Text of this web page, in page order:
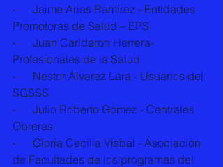
-      Jaime Arias Ramírez - Entidades
Promotoras de Salud – EPS
-      Juan Carlderon Herrera-
Profesionales de la Salud
-      Nestor Álvarez Lara - Usuarios del
SGSSS
-      Julio Roberto Gómez - Centrales
Obreras
-      Gloria Cecilia Visbal - Asociación
de Facultades de los programas del